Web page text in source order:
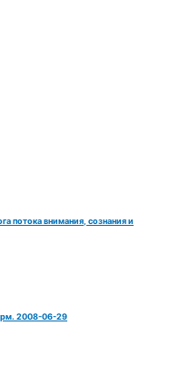
потока внимания, сознания и
2008-06-29